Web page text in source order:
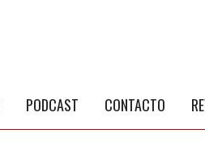
PODCAST CONTACTO